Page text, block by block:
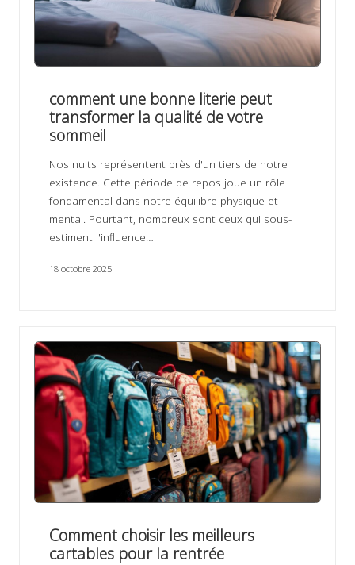
comment une bonne literie peut
transformer la qualité de votre
sommeil
Nos nuits représentent près d'un tiers de notre
existence. Cette période de repos joue un rôle
fondamental dans notre équilibre physique et
mental. Pourtant, nombreux sont ceux qui sous-
estiment l'influence…
18 octobre 2025
Comment choisir les meilleurs
cartables pour la rentrée